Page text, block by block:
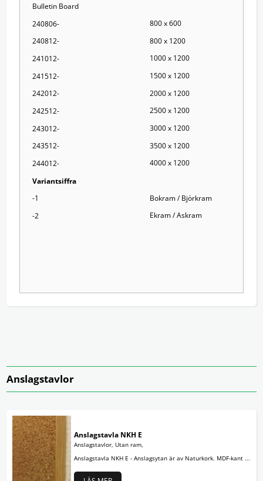
Bulletin Board
240806-
240812-
241012-
241512-
242012-
242512-
243012-
243512-
244012-
Variantsiffra
-1
-2
800 x 600
800 x 1200
1000 x 1200
1500 x 1200
2000 x 1200
2500 x 1200
3000 x 1200
3500 x 1200
4000 x 1200
Bokram / Björkram
Ekram / Askram
Anslagstavlor
Anslagstavla NKH E
Anslagstavlor, Utan ram,
Anslagstavla NKH E - Anslagsytan är av Naturkork. MDF-kant ...